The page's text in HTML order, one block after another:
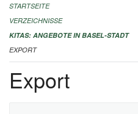
ALLGEMEINE INFORMATIONEN
IMPRESSUM
STARTSEITE
VERZEICHNISSE
KITAS: ANGEBOTE IN BASEL-STADT
EXPORT
Export